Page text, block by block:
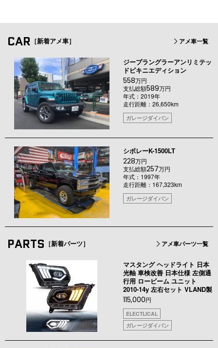
CAR ［新着アメ車］ アメ車一覧
ジープラングラーアンリミテッ
ドビキニエディション
558万円
支払総額589万円
年式：2019年
走行距離：26,650km
ガレージダイバン
シボレーK-1500LT
228万円
支払総額257万円
年式：1997年
走行距離：167,323km
ガレージダイバン
PARTS ［新着パーツ］ アメ車パーツ一覧
マスタング ヘッドライト 日本
光軸 車検改善 日本仕様 左側通
行用 ロービーム ユニット
2010-14y 左右セット VLAND製
115,000円
ELECTLICAL
ガレージダイバン